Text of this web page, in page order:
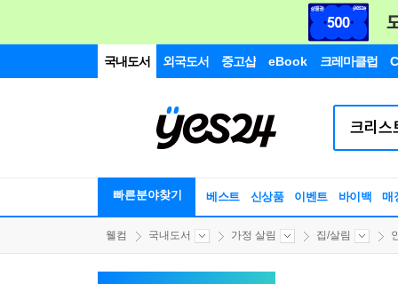
국내도서 외국도서 중고샵 eBook 크레마클럽
빠른분야찾기 베스트 신상품 이벤트 바이백 매
웰컴 국내도서 가정 살림 집/살림